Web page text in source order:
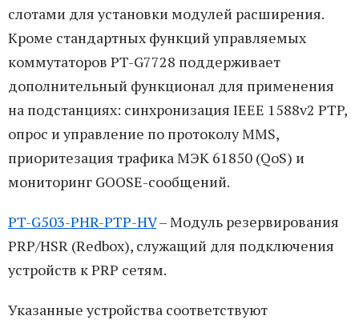
слотами для установки модулей расширения.
Кроме стандартных функций управляемых
коммутаторов PT-G7728 поддерживает
дополнительный функционал для применения
на подстанциях: синхронизация IEEE 1588v2 PTP,
опрос и управление по протоколу MMS,
приоритезация трафика МЭК 61850 (QoS) и
мониторинг GOOSE-сообщений.
PT-G503-PHR-PTP-HV– Модуль резервирования
PRP/HSR (Redbox), служащий для подключения
устройств к PRP сетям.
Указанные устройства соответствуют